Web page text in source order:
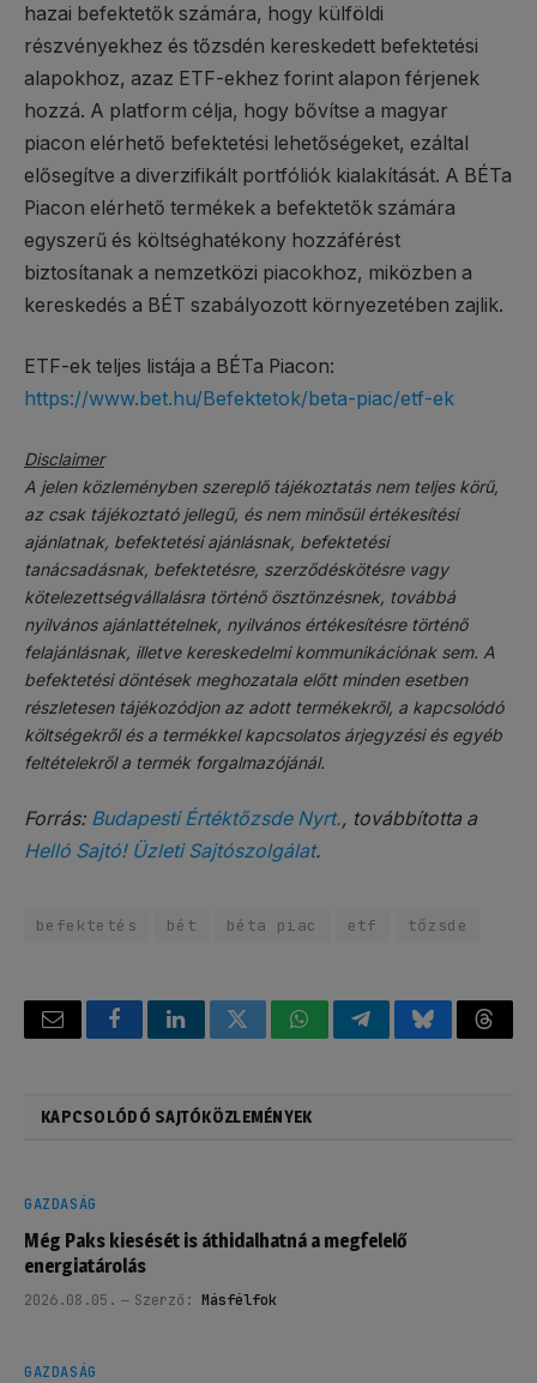
hazai befektetők számára, hogy külföldi
részvényekhez és tőzsdén kereskedett befektetési
alapokhoz, azaz ETF-ekhez forint alapon férjenek
hozzá. A platform célja, hogy bővítse a magyar
piacon elérhető befektetési lehetőségeket, ezáltal
elősegítve a diverzifikált portfóliók kialakítását. A BÉTa
Piacon elérhető termékek a befektetők számára
egyszerű és költséghatékony hozzáférést
biztosítanak a nemzetközi piacokhoz, miközben a
kereskedés a BÉT szabályozott környezetében zajlik.
ETF-ek teljes listája a BÉTa Piacon:
https://www.bet.hu/Befektetok/beta-piac/etf-ek
Disclaimer
A jelen közleményben szereplő tájékoztatás nem teljes körű,
az csak tájékoztató jellegű, és nem minősül értékesítési
ajánlatnak, befektetési ajánlásnak, befektetési
tanácsadásnak, befektetésre, szerződéskötésre vagy
kötelezettségvállalásra történő ösztönzésnek, továbbá
nyilvános ajánlattételnek, nyilvános értékesítésre történő
felajánlásnak, illetve kereskedelmi kommunikációnak sem. A
befektetési döntések meghozatala előtt minden esetben
részletesen tájékozódjon az adott termékekről, a kapcsolódó
költségekről és a termékkel kapcsolatos árjegyzési és egyéb
feltételekről a termék forgalmazójánál.
Forrás: Budapesti Értéktőzsde Nyrt., továbbította a
Helló Sajtó! Üzleti Sajtószolgálat.
befektetés bét béta piac etf tőzsde
Email FacebookLinkedInTwitterWhatsAppTelegramBluesky
KAPCSOLÓDÓ SAJTÓKÖZLEMÉNYEK
GAZDASÁG
Még Paks kiesését is áthidalhatná a megfelelő
energiatárolás
2026.08.05. Szerző: Másfélfok
GAZDASÁG